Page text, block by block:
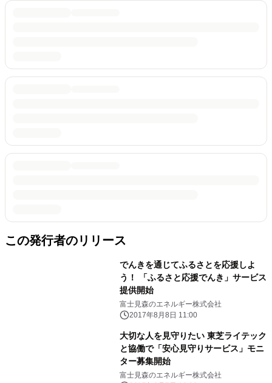
この発行者のリリース
でんきを通じてふるさとを応援しよ
う！ 「ふるさと応援でんき」サービス
提供開始
富士見森のエネルギー株式会社
2017年8月8日 11:00
大切な人を見守りたい 東芝ライテック
と協働で「安心見守りサービス」モニ
ター募集開始
富士見森のエネルギー株式会社